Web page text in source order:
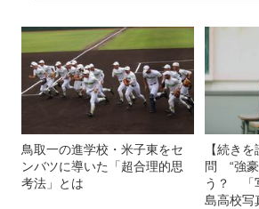
鳥取一の進学校・米子東をセ
ンバツに導いた「超合理的思
考法」とは
【続き
問 “強豪
う？ 「
島高校写